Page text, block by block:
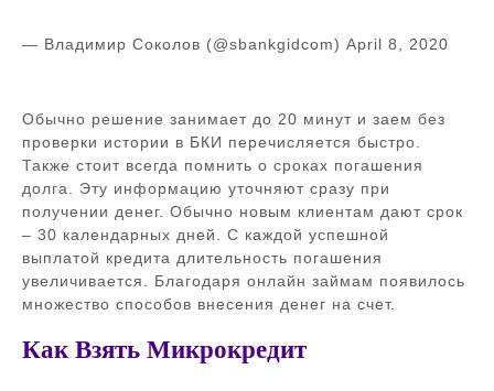
— Владимир Соколов (@sbankgidcom) April 8, 2020
Обычно решение занимает до 20 минут и заем без
проверки истории в БКИ перечисляется быстро.
Также стоит всегда помнить о сроках погашения
долга. Эту информацию уточняют сразу при
получении денег. Обычно новым клиентам дают срок
– 30 календарных дней. С каждой успешной
выплатой кредита длительность погашения
увеличивается. Благодаря онлайн займам появилось
множество способов внесения денег на счет.
Как Взять Микрокредит